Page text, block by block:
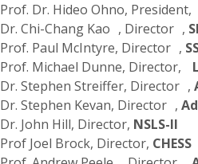
Prof. Dr. Hideo Ohno, President,
Dr. Chi-Chang Kao , Director ,
Prof. Paul McIntyre, Director ,
Prof. Michael Dunne, Director,
Dr. Stephen Streiffer, Director ,
Dr. Stephen Kevan, Director ,
Dr. John Hill, Director, NSLS-II
Prof Joel Brock, Director, CHESS